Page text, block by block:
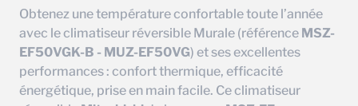
Obtenez une température confortable toute l’année
avec le climatiseur réversible Murale (référence MSZ-
EF50VGK-B - MUZ-EF50VG) et ses excellentes
performances : confort thermique, efficacité
énergétique, prise en main facile. Ce climatiseur